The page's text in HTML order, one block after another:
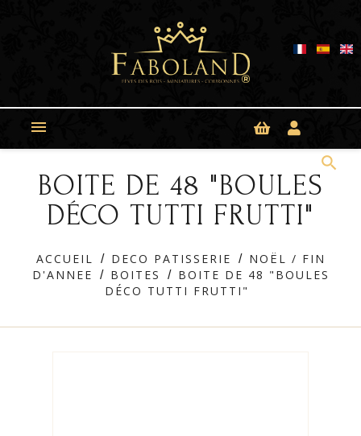

search
BOITE DE 48 "BOULES
DÉCO TUTTI FRUTTI"
ACCUEIL DECO PATISSERIE
NOËL / FIN
D'ANNEE
BOITES
BOITE DE 48 "BOULES
DÉCO TUTTI FRUTTI"